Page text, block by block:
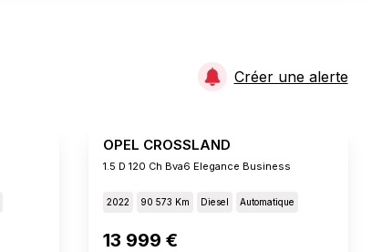
Créer une alerte
OPEL CROSSLAND
1.5 D 120 Ch Bva6 Elegance Business
2022 90 573 Km Diesel Automatique
13 999 €